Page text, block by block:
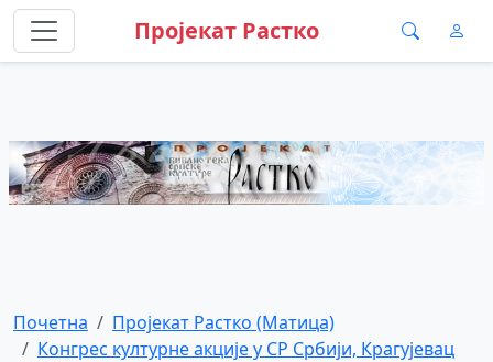
Пројекат Растко
Почетна
Пројекат Растко (Матица)
Конгрес културне акције у СР Србији, Крагујевац